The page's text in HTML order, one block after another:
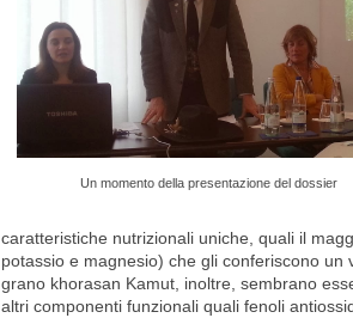
Un momento della presentazione del dossier
caratteristiche nutrizionali uniche, quali il
potassio e magnesio) che gli conferiscono
grano khorasan Kamut, inoltre, sembrano
altri componenti funzionali quali fenoli